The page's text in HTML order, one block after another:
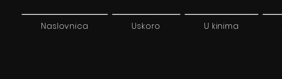
Naslovnica Uskoro U kinima